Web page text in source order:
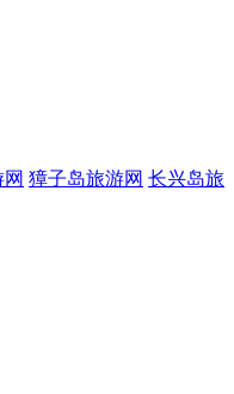
獐子岛旅游网 长兴岛旅